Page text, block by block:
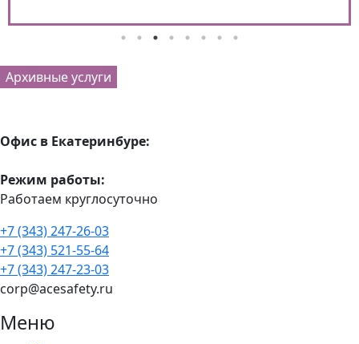
Архивные услуги
Офис в Екатеринбуре:
Режим работы:
Работаем круглосуточно
+7 (343) 247-26-03
+7 (343) 521-55-64
+7 (343) 247-23-03
corp@acesafety.ru
Меню